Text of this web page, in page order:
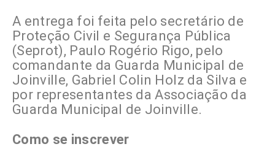
A entrega foi feita pelo secretário de
Proteção Civil e Segurança Pública
(Seprot), Paulo Rogério Rigo, pelo
comandante da Guarda Municipal de
Joinville, Gabriel Colin Holz da Silva e
por representantes da Associação da
Guarda Municipal de Joinville.
Como se inscrever